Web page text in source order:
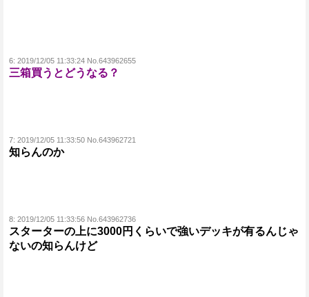
6: 2019/12/05 11:33:24 No.643962655
三箱買うとどうなる？
7: 2019/12/05 11:33:50 No.643962721
知らんのか
8: 2019/12/05 11:33:56 No.643962736
スターターの上に3000円くらいで強いデッキが有るんじゃ
ないの知らんけど